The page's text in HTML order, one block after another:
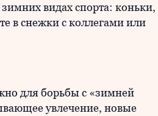
видах спорта: коньки,
в снежки с коллегами или
для борьбы с «зимней
увлечение, новые